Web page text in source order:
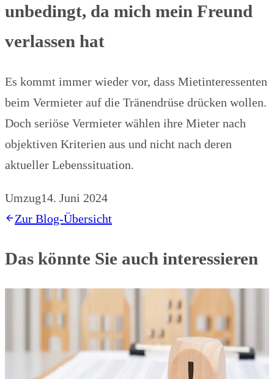
unbedingt, da mich mein Freund
verlassen hat
Es kommt immer wieder vor, dass Mietinteressenten
beim Vermieter auf die Tränendrüse drücken wollen.
Doch seriöse Vermieter wählen ihre Mieter nach
objektiven Kriterien aus und nicht nach deren
aktueller Lebenssituation.
Umzug14. Juni 2024
Zur Blog-Übersicht
Das könnte Sie auch interessieren
16. Sept. 2024
Mieterschäden beim Auszug – das gilt es zu
beachten